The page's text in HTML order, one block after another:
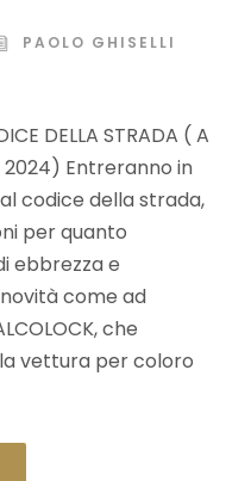
PAOLO GHISELLI
DELLA STRADA ( A
2024) Entreranno in
codice della strada,
per quanto
ebbrezza e
come ad
che
vettura per coloro